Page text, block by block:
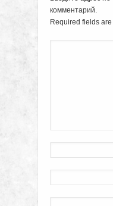
комментарий.
Required fields are